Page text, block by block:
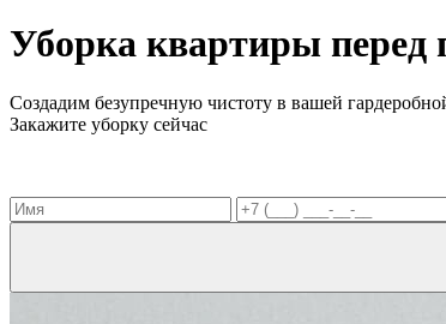
Уборка квартиры перед
Создадим безупречную чистоту в вашей
Закажите уборку сейчас